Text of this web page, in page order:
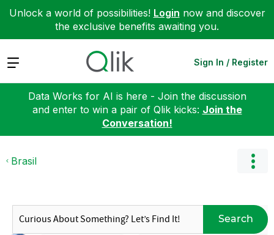
Unlock a world of possibilities! Login now and discover
the exclusive benefits awaiting you.
Expand Sign In / Register
Data Works for AI is here - Join the discussion
and enter to win a pair of Qlik kicks: Join the
Conversation!
Brasil
Search